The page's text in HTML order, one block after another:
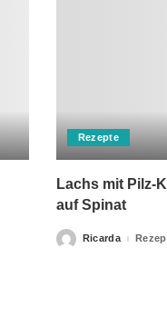
Rezepte
Lachs mit Pilz-
auf Spinat
PostedRicarda